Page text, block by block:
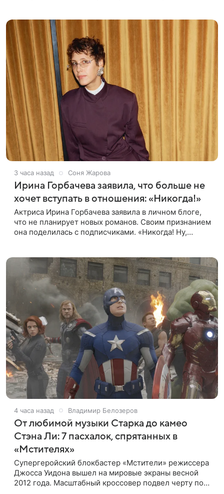
3 часа назад Соня Жарова
Ирина Горбачева заявила, что больше не
хочет вступать в отношения: «Никогда!»
Актриса Ирина Горбачева заявила в личном блоге,
что не планирует новых романов. Своим признанием
она поделилась с подписчиками. «Никогда! Ну,
4 часа назад Владимир Белозеров
От любимой музыки Старка до камео
Стэна Ли: 7 пасхалок, спрятанных в
«Мстителях»
Супергеройский блокбастер «Мстители» режиссера
Джосса Уидона вышел на мировые экраны весной
2012 года. Масштабный кроссовер подвел черту под